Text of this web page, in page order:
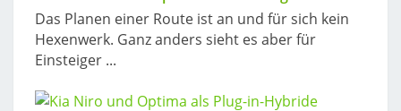
Das Planen einer Route ist an und für sich kein
Hexenwerk. Ganz anders sieht es aber für
Einsteiger ...